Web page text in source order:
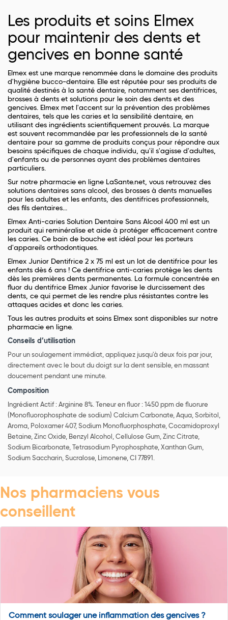
Les produits et soins Elmex
pour maintenir des dents et
gencives en bonne santé
Elmex est une marque renommée dans le domaine des produits
d'hygiène bucco-dentaire. Elle est réputée pour ses produits de
qualité destinés à la santé dentaire, notamment ses dentifrices,
brosses à dents et solutions pour le soin des dents et des
gencives. Elmex met l'accent sur la prévention des problèmes
dentaires, tels que les caries et la sensibilité dentaire, en
utilisant des ingrédients scientifiquement prouvés. La marque
est souvent recommandée par les professionnels de la santé
dentaire pour sa gamme de produits conçus pour répondre aux
besoins spécifiques de chaque individu, qu'il s'agisse d'adultes,
d'enfants ou de personnes ayant des problèmes dentaires
particuliers.
Sur notre pharmacie en ligne LaSante.net, vous retrouvez des
solutions dentaires sans alcool, des brosses à dents manuelles
pour les adultes et les enfants, des dentifrices professionnels,
des fils dentaires...
Elmex Anti-caries Solution Dentaire Sans Alcool 400 ml est un
produit qui reminéralise et aide à protéger efficacement contre
les caries. Ce bain de bouche est idéal pour les porteurs
d'appareils orthodontiques.
Elmex Junior Dentifrice 2 x 75 ml est un lot de dentifrice pour les
enfants dès 6 ans ! Ce dentifrice anti-caries protège les dents
dès les premières dents permanentes. La formule concentrée en
fluor du dentifrice Elmex Junior favorise le durcissement des
dents, ce qui permet de les rendre plus résistantes contre les
attaques acides et donc les caries.
Tous les autres produits et soins Elmex sont disponibles sur notre
pharmacie en ligne.
Conseils d’utilisation
Pour un soulagement immédiat, appliquez jusqu'à deux fois par jour,
directement avec le bout du doigt sur la dent sensible, en massant
doucement pendant une minute.
Composition
Ingrédient Actif : Arginine 8%. Teneur en fluor : 1450 ppm de fluorure
(Monofluorophosphate de sodium) Calcium Carbonate, Aqua, Sorbitol,
Aroma, Poloxamer 407, Sodium Monofluorphosphate, Cocamidoproxyl
Betaine, Zinc Oxide, Benzyl Alcohol, Cellulose Gum, Zinc Citrate,
Sodium Bicarbonate, Tetrasodium Pyrophosphate, Xanthan Gum,
Sodium Saccharin, Sucralose, Limonene, CI 77891.
Nos pharmaciens vous
conseillent
Comment soulager une inflammation des gencives ?